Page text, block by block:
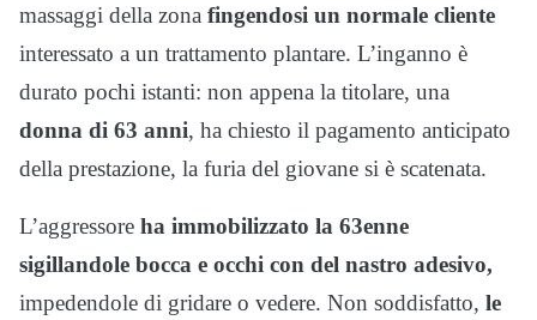
massaggi della zona fingendosi un normale cliente
interessato a un trattamento plantare. L’inganno è
durato pochi istanti: non appena la titolare, una
donna di 63 anni, ha chiesto il pagamento anticipato
della prestazione, la furia del giovane si è scatenata.
L’aggressore ha immobilizzato la 63enne
sigillandole bocca e occhi con del nastro adesivo,
impedendole di gridare o vedere. Non soddisfatto, le